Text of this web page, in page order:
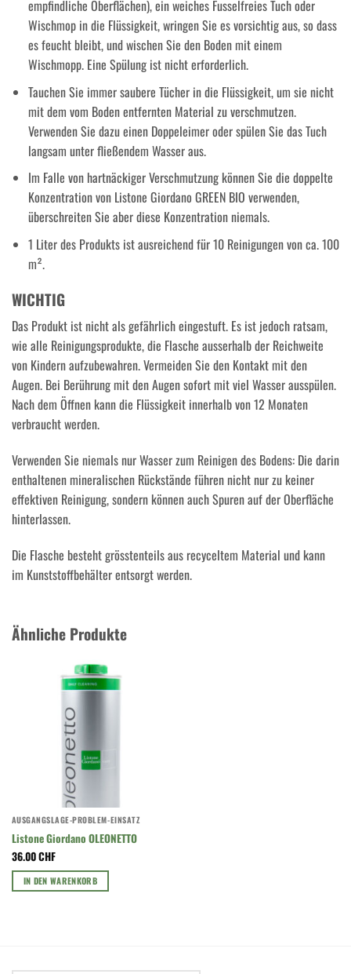
empfindliche Oberflächen), ein weiches Fusselfreies Tuch oder
Wischmop in die Flüssigkeit, wringen Sie es vorsichtig aus, so dass
es feucht bleibt, und wischen Sie den Boden mit einem
Wischmopp. Eine Spülung ist nicht erforderlich.
Tauchen Sie immer saubere Tücher in die Flüssigkeit, um sie nicht
mit dem vom Boden entfernten Material zu verschmutzen.
Verwenden Sie dazu einen Doppeleimer oder spülen Sie das Tuch
langsam unter fließendem Wasser aus.
Im Falle von hartnäckiger Verschmutzung können Sie die doppelte
Konzentration von Listone Giordano GREEN BIO verwenden,
überschreiten Sie aber diese Konzentration niemals.
1 Liter des Produkts ist ausreichend für 10 Reinigungen von ca. 100
m².
WICHTIG
Das Produkt ist nicht als gefährlich eingestuft. Es ist jedoch ratsam,
wie alle Reinigungsprodukte, die Flasche ausserhalb der Reichweite
von Kindern aufzubewahren. Vermeiden Sie den Kontakt mit den
Augen. Bei Berührung mit den Augen sofort mit viel Wasser ausspülen.
Nach dem Öffnen kann die Flüssigkeit innerhalb von 12 Monaten
verbraucht werden.
Verwenden Sie niemals nur Wasser zum Reinigen des Bodens: Die darin
enthaltenen mineralischen Rückstände führen nicht nur zu keiner
effektiven Reinigung, sondern können auch Spuren auf der Oberfläche
hinterlassen.
Die Flasche besteht grösstenteils aus recyceltem Material und kann
im Kunststoffbehälter entsorgt werden.
Ähnliche Produkte
AUSGANGSLAGE-PROBLEM-EINSATZ
Listone Giordano OLEONETTO
36.00CHF
IN DEN WARENKORB